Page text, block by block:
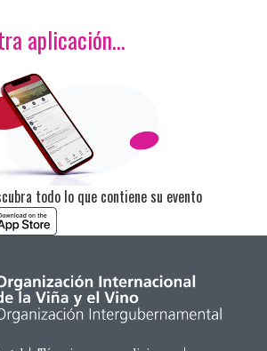
aplicación…
p>
todo lo que contiene su evento